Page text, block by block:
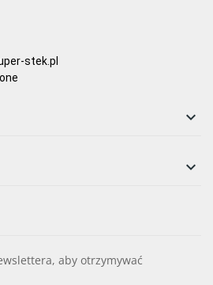
stek.pl


aby otrzymywać